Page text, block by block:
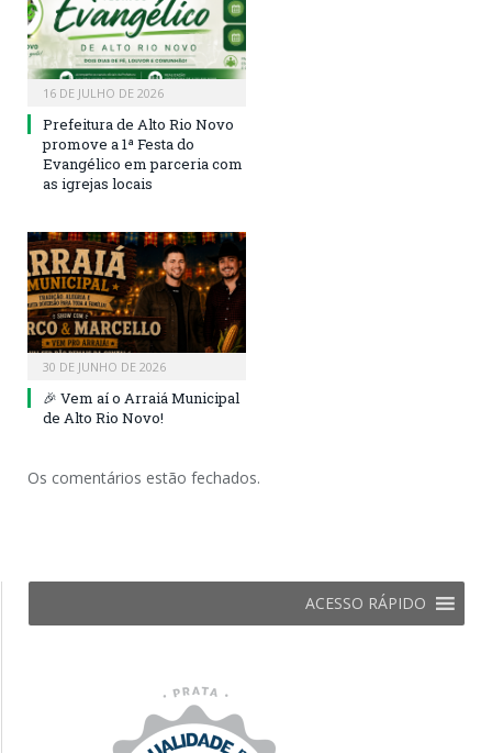
16 DE JULHO DE 2026
Prefeitura de Alto Rio Novo
promove a 1ª Festa do
Evangélico em parceria com
as igrejas locais
30 DE JUNHO DE 2026
🎉 Vem aí o Arraiá Municipal
de Alto Rio Novo!
Os comentários estão fechados.
ACESSO RÁPIDO